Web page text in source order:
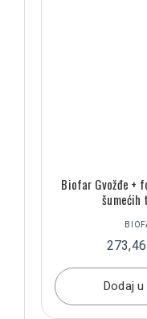
Biofar Gvožđe +
šumećih
Dodaj u